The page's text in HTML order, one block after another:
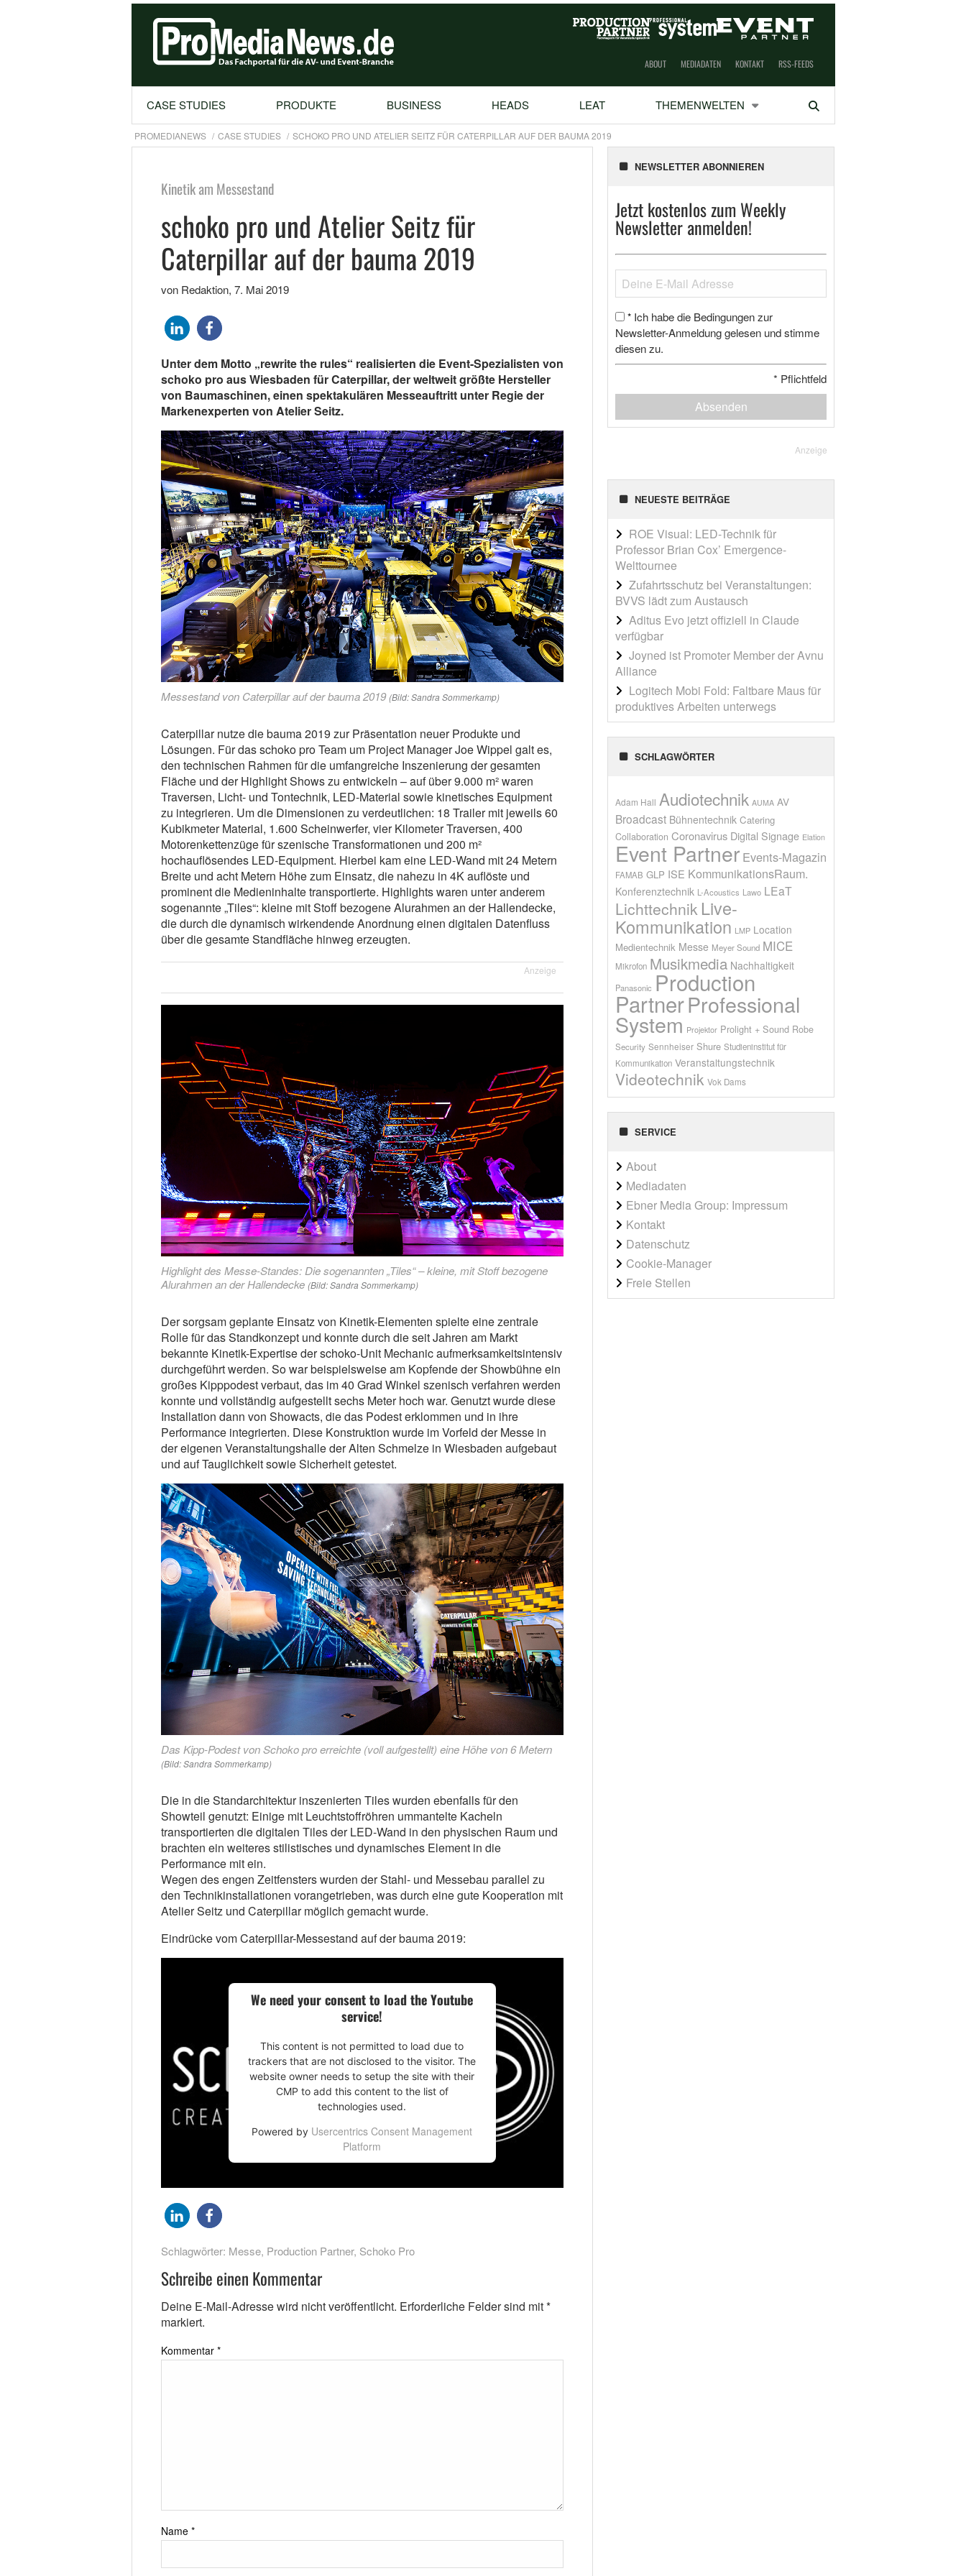
ABOUT MEDIADATEN KONTAKT RSS-FEEDS
CASE STUDIES PRODUKTE BUSINESS HEADS LEAT THEMENWELTEN Suchen
PROMEDIANEWS CASE STUDIES SCHOKO PRO UND ATELIER SEITZ FÜR CATERPILLAR AUF DER BAUMA 2019
Kinetik am Messestand
schoko pro und Atelier Seitz für
Caterpillar auf der bauma 2019
von Redaktion, 7. Mai 2019
Unter dem Motto „rewrite the rules“ realisierten die Event-Spezialisten von
schoko pro aus Wiesbaden für Caterpillar, der weltweit größte Hersteller
von Baumaschinen, einen spektakulären Messeauftritt unter Regie der
Markenexperten von Atelier Seitz.
Messestand von Caterpillar auf der bauma 2019 (Bild: Sandra Sommerkamp)
Caterpillar nutze die bauma 2019 zur Präsentation neuer Produkte und
Lösungen. Für das schoko pro Team um Project Manager Joe Wippel galt es,
den technischen Rahmen für die umfangreiche Inszenierung der gesamten
Fläche und der Highlight Shows zu entwickeln – auf über 9.000 m² waren
Traversen, Licht- und Tontechnik, LED-Material sowie kinetisches Equipment
zu integrieren. Um die Dimensionen zu verdeutlichen: 18 Trailer mit jeweils 60
Kubikmeter Material, 1.600 Scheinwerfer, vier Kilometer Traversen, 400
Motorenkettenzüge für szenische Transformationen und 200 m²
hochauflösendes LED-Equipment. Hierbei kam eine LED-Wand mit 24 Metern
Breite und acht Metern Höhe zum Einsatz, die nahezu in 4K auflöste und
prominent die Medieninhalte transportierte. Highlights waren unter anderem
sogenannte „Tiles“: kleine mit Stoff bezogene Alurahmen an der Hallendecke,
die durch die dynamisch wirkendende Anordnung einen digitalen Datenfluss
über die gesamte Standfläche hinweg erzeugten.
Anzeige
Highlight des Messe-Standes: Die sogenannten „Tiles“ – kleine, mit Stoff bezogene
Alurahmen an der Hallendecke (Bild: Sandra Sommerkamp)
Der sorgsam geplante Einsatz von Kinetik-Elementen spielte eine zentrale
Rolle für das Standkonzept und konnte durch die seit Jahren am Markt
bekannte Kinetik-Expertise der schoko-Unit Mechanic aufmerksamkeitsintensiv
durchgeführt werden. So war beispielsweise am Kopfende der Showbühne ein
großes Kipppodest verbaut, das im 40 Grad Winkel szenisch verfahren werden
konnte und vollständig aufgestellt sechs Meter hoch war. Genutzt wurde diese
Installation dann von Showacts, die das Podest erklommen und in ihre
Performance integrierten. Diese Konstruktion wurde im Vorfeld der Messe in
der eigenen Veranstaltungshalle der Alten Schmelze in Wiesbaden aufgebaut
und auf Tauglichkeit sowie Sicherheit getestet.
Das Kipp-Podest von Schoko pro erreichte (voll aufgestellt) eine Höhe von 6 Metern
(Bild: Sandra Sommerkamp)
Die in die Standarchitektur inszenierten Tiles wurden ebenfalls für den
Showteil genutzt: Einige mit Leuchtstoffröhren ummantelte Kacheln
transportierten die digitalen Tiles der LED-Wand in den physischen Raum und
brachten ein weiteres stilistisches und dynamisches Element in die
Performance mit ein.
Wegen des engen Zeitfensters wurden der Stahl- und Messebau parallel zu
den Technikinstallationen vorangetrieben, was durch eine gute Kooperation mit
Atelier Seitz und Caterpillar möglich gemacht wurde.
Eindrücke vom Caterpillar-Messestand auf der bauma 2019:
We need your consent to load the Youtube
service!
This content is not permitted to load due to
trackers that are not disclosed to the visitor. The
website owner needs to setup the site with their
CMP to add this content to the list of
technologies used.
Powered by Usercentrics Consent Management
Platform
Schlagwörter: Messe, Production Partner, Schoko Pro
Schreibe einen Kommentar
Deine E-Mail-Adresse wird nicht veröffentlicht. Erforderliche Felder sind mit*
markiert.
Kommentar *
Name *
NEWSLETTER ABONNIEREN
Jetzt kostenlos zum Weekly
Newsletter anmelden!
* Ich habe die Bedingungen zur
Newsletter-Anmeldung gelesen und stimme
diesen zu.
* Pflichtfeld
Absenden
Anzeige
NEUESTE BEITRÄGE
ROE Visual: LED-Technik für
Professor Brian Cox’ Emergence-
Welttournee
Zufahrtsschutz bei Veranstaltungen:
BVVS lädt zum Austausch
Aditus Evo jetzt offiziell in Claude
verfügbar
Joyned ist Promoter Member der Avnu
Alliance
Logitech Mobi Fold: Faltbare Maus für
produktives Arbeiten unterwegs
SCHLAGWÖRTER
Adam Hall Audiotechnik AUMA AV
Broadcast Bühnentechnik Catering
Collaboration Coronavirus Digital Signage Elation
Event Partner Events-Magazin
FAMAB GLP ISE KommunikationsRaum.
Konferenztechnik L-Acoustics Lawo LEaT
Lichttechnik Live-
Kommunikation LMP Location
Medientechnik Messe Meyer Sound MICE
Mikrofon Musikmedia Nachhaltigkeit
Panasonic Production
PartnerProfessional
System Projektor Prolight + Sound Robe
Security Sennheiser Shure Studieninstitut für
Kommunikation Veranstaltungstechnik
Videotechnik Vok Dams
SERVICE
About
Mediadaten
Ebner Media Group: Impressum
Kontakt
Datenschutz
Cookie-Manager
Freie Stellen